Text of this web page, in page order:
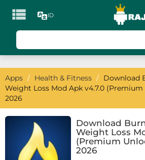
 ID
Games
Action
Adventure
Arcade
Board
Apps / Health & Fitness / Download
Weight Loss Mod Apk v4.7.0 (Premium
2026
Download
Weight Loss
(Premium
2026